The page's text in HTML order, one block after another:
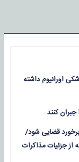
اورانیوم داشته
قضایی شود/
جزئیات مذاکرات